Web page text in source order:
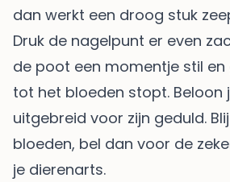
dan werkt een droog stuk
Druk de nagelpunt er even
de poot een momentje stil
tot het bloeden stopt. Beloon
uitgebreid voor zijn geduld.
bloeden, bel dan voor de
je dierenarts.